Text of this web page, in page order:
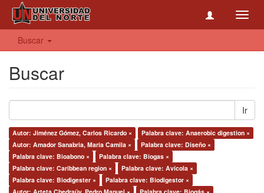
Buscar
Buscar
Ir
Autor: Jiménez Gómez, Carlos Ricardo ×
Palabra clave: Anaerobic digestion ×
Autor: Amador Sanabria, Maria Camila ×
Palabra clave: Diseño ×
Palabra clave: Bioabono ×
Palabra clave: Biogas ×
Palabra clave: Caribbean region ×
Palabra clave: Avícola ×
Palabra clave: Biodigester ×
Palabra clave: Biodigestor ×